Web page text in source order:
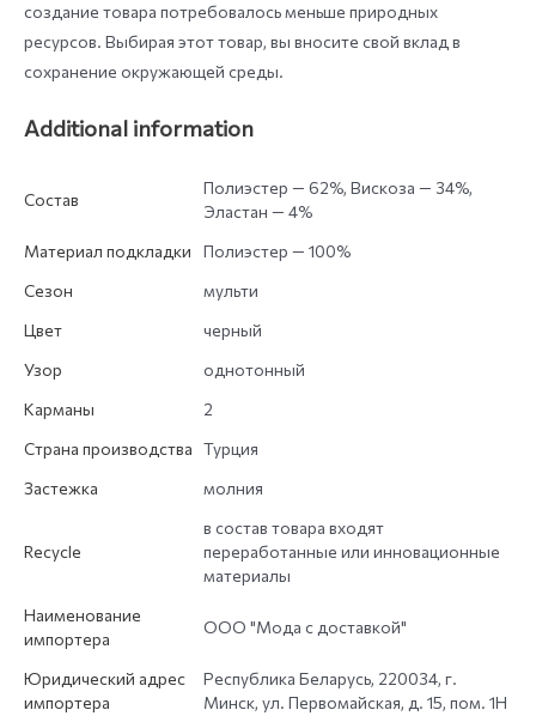
создание товара потребовалось меньше природных
ресурсов. Выбирая этот товар, вы вносите свой вклад в
сохранение окружающей среды.
Additional information
Состав
Полиэстер — 62%, Вискоза — 34%,
Эластан — 4%
Материал подкладки
Полиэстер — 100%
Сезон
мульти
Цвет
черный
Узор
однотонный
Карманы
2
Страна производства Турция
Застежка
молния
Recycle
в состав товара входят
переработанные или инновационные
материалы
Наименование
импортера
ООО "Мода с доставкой"
Юридический адрес
импортера
Республика Беларусь, 220034, г.
Минск, ул. Первомайская, д. 15, пом. 1Н